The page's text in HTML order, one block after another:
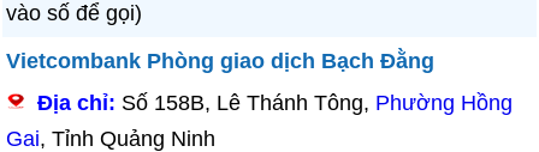
vào số để gọi)
Vietcombank Phòng giao dịch Bạch Đằng
Địa chỉ: Số 158B, Lê Thánh Tông, Phường Hồng
Gai, Tỉnh Quảng Ninh